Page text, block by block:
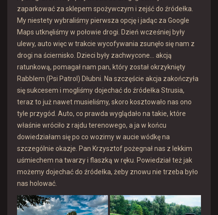
zaparkować za sklepem spożywczym i zejść do źródełka.
My niestety wybraliśmy pierwsza opcję i jadąc za Google
Maps utknęliśmy w połowie drogi. Dzień wcześniej były
ulewy, auto więc w trakcie wycofywania zsunęło się nam z
drogi na ściernisko. Dzieci były zachwycone… akcją
ratunkową, pomagał nam pan, który został okrzyknięty
Rabblem (Psi Patrol) Dłubni. Na szczęście akcja zakończyła
się sukcesem i mogliśmy dojechać do źródełka Strusia,
teraz to już nawet musieliśmy, skoro kosztowało nas ono
tyle przygód. Auto, co prawda wyglądało na takie, które
właśnie wróciło z rajdu terenowego, a ja w końcu
dowiedziałam się po co wozimy w aucie wódkę na
szczególnie okazje. Pan Krzysztof pożegnał nas z lekkim
uśmiechem na twarzy i flaszką w ręku. Powiedział też jak
możemy dojechać do źródełka, żeby znowu nie trzeba było
nas holować.